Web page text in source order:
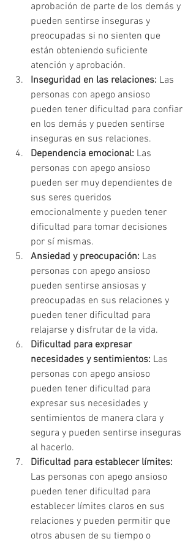
aprobación de parte de los demás y
pueden sentirse inseguras y
preocupadas si no sienten que
están obteniendo suficiente
atención y aprobación.
Inseguridad en las relaciones: Las
personas con apego ansioso
pueden tener dificultad para confiar
en los demás y pueden sentirse
inseguras en sus relaciones.
Dependencia emocional: Las
personas con apego ansioso
pueden ser muy dependientes de
sus seres queridos
emocionalmente y pueden tener
dificultad para tomar decisiones
por sí mismas.
Ansiedad y preocupación: Las
personas con apego ansioso
pueden sentirse ansiosas y
preocupadas en sus relaciones y
pueden tener dificultad para
relajarse y disfrutar de la vida.
Dificultad para expresar
necesidades y sentimientos: Las
personas con apego ansioso
pueden tener dificultad para
expresar sus necesidades y
sentimientos de manera clara y
segura y pueden sentirse inseguras
al hacerlo.
Dificultad para establecer límites:
Las personas con apego ansioso
pueden tener dificultad para
establecer límites claros en sus
relaciones y pueden permitir que
otros abusen de su tiempo o